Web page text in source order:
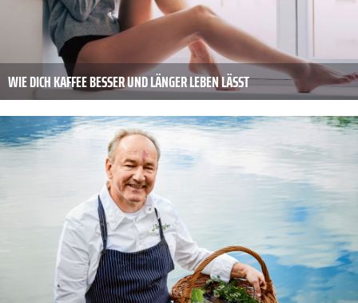
WIE DICH KAFFEE BESSER UND LÄNGER LEBEN LÄSST